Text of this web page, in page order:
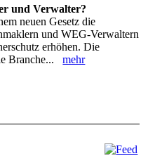
und Verwalter?
neuen Gesetz die
und WEG-Verwaltern
erhöhen. Die
Branche...mehr